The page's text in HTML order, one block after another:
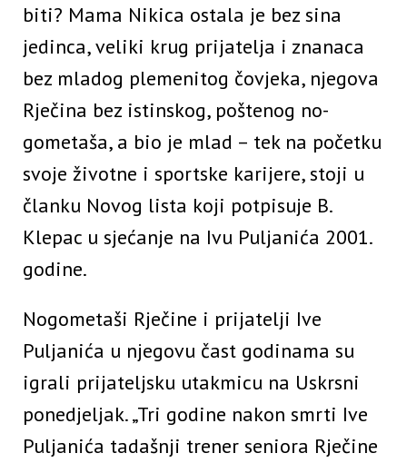
biti? Mama Nikica ostala je bez sina
jedinca, veliki krug prijatelja i znanaca
bez mladog plemenitog čovjeka, njegova
Rječina bez istinskog, poštenog no-
gometaša, a bio je mlad – tek na početku
svoje životne i sportske karijere, stoji u
članku Novog lista koji potpisuje B.
Klepac u sjećanje na Ivu Puljanića 2001.
godine.
Nogometaši Rječine i prijatelji Ive
Puljanića u njegovu čast godinama su
igrali prijateljsku utakmicu na Uskrsni
ponedjeljak. „Tri godine nakon smrti Ive
Puljanića tadašnji trener seniora Rječine